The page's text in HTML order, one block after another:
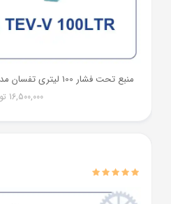
منبع تحت فشار 100 لیتری تفسان مدل TAFSUN TEV-V 100LTR
16,500,000